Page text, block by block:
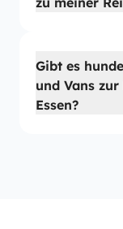
Gibt es
und Vans
Essen?